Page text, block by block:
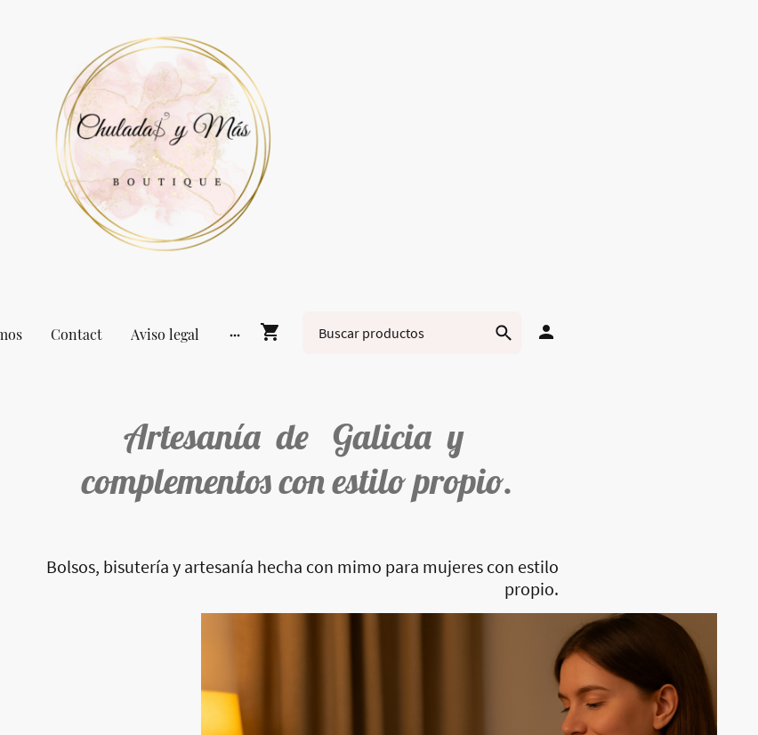
Contact Aviso legal
Artesanía de Galicia y
complementos con estilo propio.
Bolsos, bisutería y artesanía hecha con mimo para mujeres con estilo
propio.